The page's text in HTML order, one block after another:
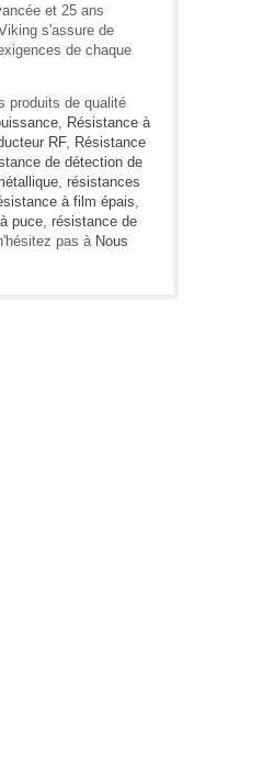
et 25 ans
s'assure de
de chaque
produits de qualité
, Résistance à
RF, Résistance
de détection de
, résistances
à film épais,
puce, résistance de
pas à Nous